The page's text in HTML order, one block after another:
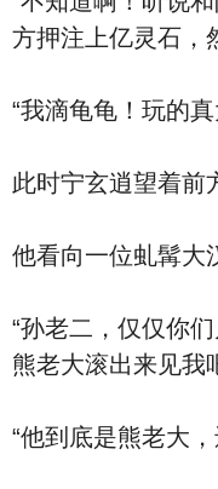
方押注上亿灵石，
“我滴龟龟！玩的真
此时宁玄逍望着前
他看向一位虬髯大
“孙老二，仅仅你
熊老大滚出来见我
“他到底是熊老大